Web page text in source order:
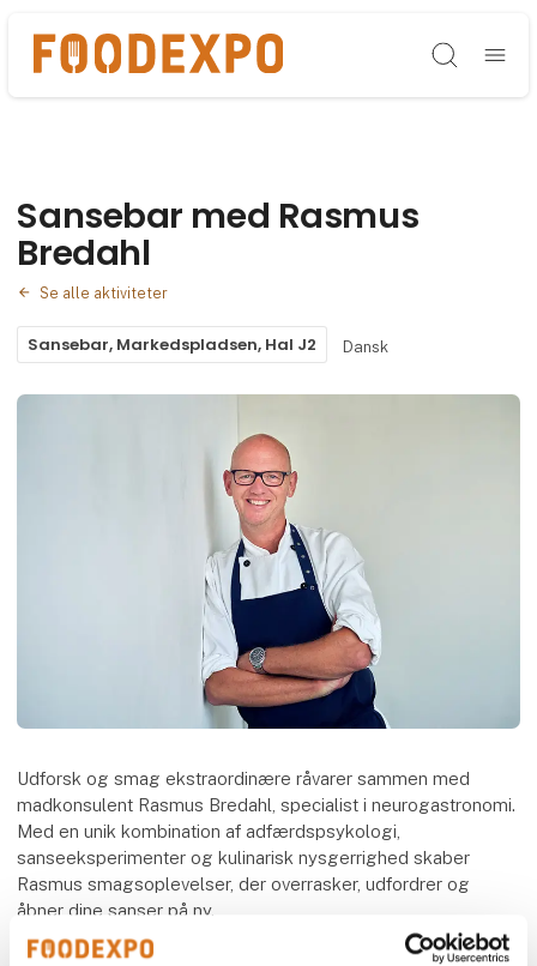
Søg
Sansebar med Rasmus
Bredahl
Se alle aktiviteter
Sansebar, Markedspladsen, Hal J2 Dansk
Udforsk og smag ekstraordinære råvarer sammen med
madkonsulent Rasmus Bredahl, specialist i neurogastronomi.
Med en unik kombination af adfærdspsykologi,
sanseeksperimenter og kulinarisk nysgerrighed skaber
Rasmus smagsoplevelser, der overrasker, udfordrer og
åbner dine sanser på ny.